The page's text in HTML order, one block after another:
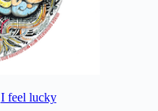
I feel lucky